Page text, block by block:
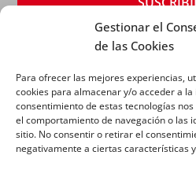
Gestionar el
de las Cookies
Para ofrecer las mejores experiencias,
cookies para almacenar y/o acceder a
consentimiento de estas tecnologías
el comportamiento de navegación o las
sitio. No consentir o retirar el
negativamente a ciertas características
AVISO LEGAL|POLÍTICA DE